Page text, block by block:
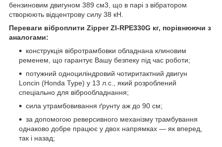
бензиновим двигуном 389 см3, що в парі з вібратором
створюють відцентрову силу 38 кН.
Переваги віброплити Zipper ZI-RPE330G кг, порівнюючи з
аналогами:
конструкція вібротрамбовки обладнана клиновим
ременем, що гарантує Вашу безпеку під час роботи;
потужний одноциліндровий чотиритактний двигун
Loncin (Honda Type) у 13 л.с., який розроблений
спеціально для віброобладнання;
сила утрамбовивання ґрунту аж до 90 см;
за допомогою реверсивного механізму трамбування
однаково добре працює у двох напрямках — як вперед,
так і назад;